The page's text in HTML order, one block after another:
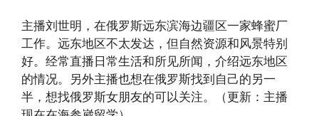
主播刘世明，在俄罗斯远东滨海边疆区一家蜂蜜厂
工作。远东地区不太发达，但自然资源和风景特别
好。经常直播日常生活和所见所闻，介绍远东地区
的情况。另外主播也想在俄罗斯找到自己的另一
半，想找俄罗斯女朋友的可以关注。（更新：主播